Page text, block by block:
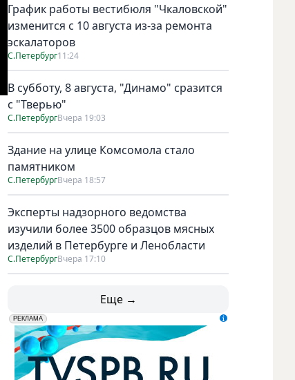
График работы вестибюля "Чкаловской"
изменится с 10 августа из-за ремонта
эскалаторов
С.Петербург11:24
В субботу, 8 августа, "Динамо" сразится
с "Тверью"
С.ПетербургВчера 19:03
Здание на улице Комсомола стало
памятником
С.ПетербургВчера 18:57
Эксперты надзорного ведомства
изучили более 3500 образцов мясных
изделий в Петербурге и Ленобласти
С.ПетербургВчера 17:10
Еще →
erid: LdtCK5udn
РЕКЛАМА
АО "ГАТР", ИНН: 7841320717